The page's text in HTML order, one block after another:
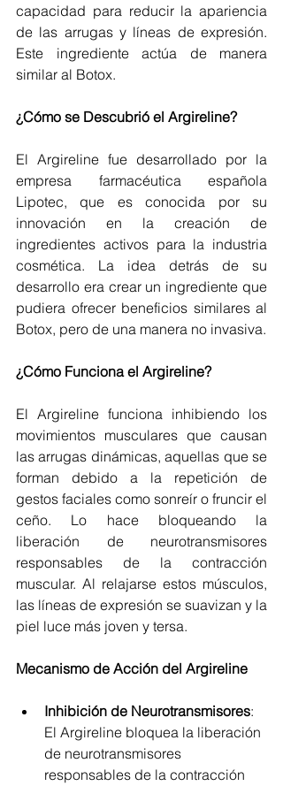
capacidad para reducir la apariencia
de las arrugas y líneas de expresión.
Este ingrediente actúa de manera
similar al Botox.
¿Cómo se Descubrió el Argireline?
El Argireline fue desarrollado por la
empresa farmacéutica española
Lipotec, que es conocida por su
innovación en la creación de
ingredientes activos para la industria
cosmética. La idea detrás de su
desarrollo era crear un ingrediente que
pudiera ofrecer beneficios similares al
Botox, pero de una manera no invasiva.
¿Cómo Funciona el Argireline?
El Argireline funciona inhibiendo los
movimientos musculares que causan
las arrugas dinámicas, aquellas que se
forman debido a la repetición de
gestos faciales como sonreír o fruncir el
ceño. Lo hace bloqueando la
liberación de neurotransmisores
responsables de la contracción
muscular. Al relajarse estos músculos,
las líneas de expresión se suavizan y la
piel luce más joven y tersa.
Mecanismo de Acción del Argireline
Inhibición de Neurotransmisores:
El Argireline bloquea la liberación
de neurotransmisores
responsables de la contracción